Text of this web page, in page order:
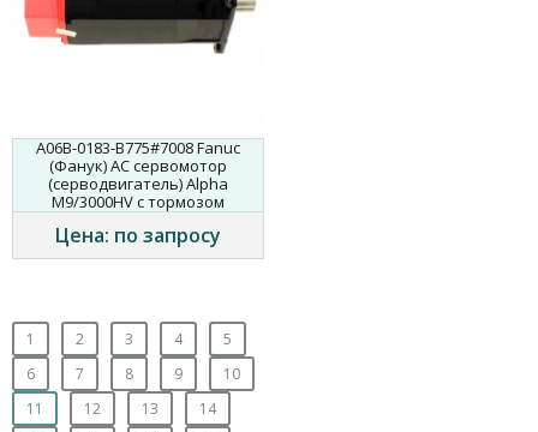
A06B-0183-B775#7008 Fanuc
(Фанук) AC сервомотор
(серводвигатель) Alpha
M9/3000HV с тормозом
Цена: по запросу
1 2 3 4
5
6
7 8 9
10
11
12 13
14